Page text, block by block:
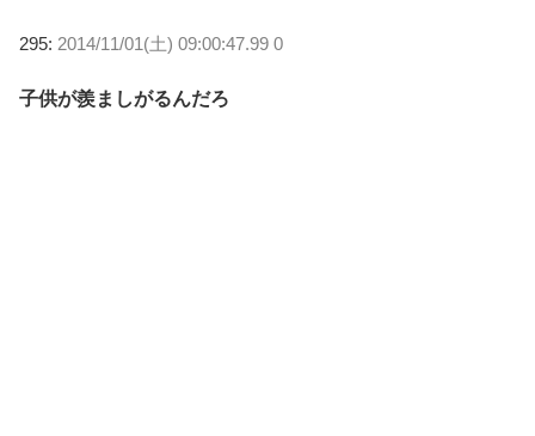
295: 2014/11/01(土) 09:00:47.99 0
子供が羨ましがるんだろ